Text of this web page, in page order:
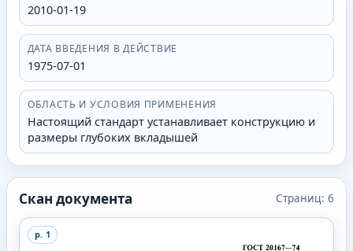
2010-01-19
ДАТА ВВЕДЕНИЯ В ДЕЙСТВИЕ
1975-07-01
ОБЛАСТЬ И УСЛОВИЯ ПРИМЕНЕНИЯ
Настоящий стандарт устанавливает конструкцию и
размеры глубоких вкладышей
Скан документа Страниц:6
p. 1